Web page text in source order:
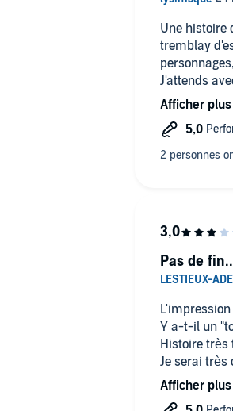
Une histoire
tremblay
J'attends
écouter !
Y a-t-il un
Histoire très
Je serai très
Merci
Pas de